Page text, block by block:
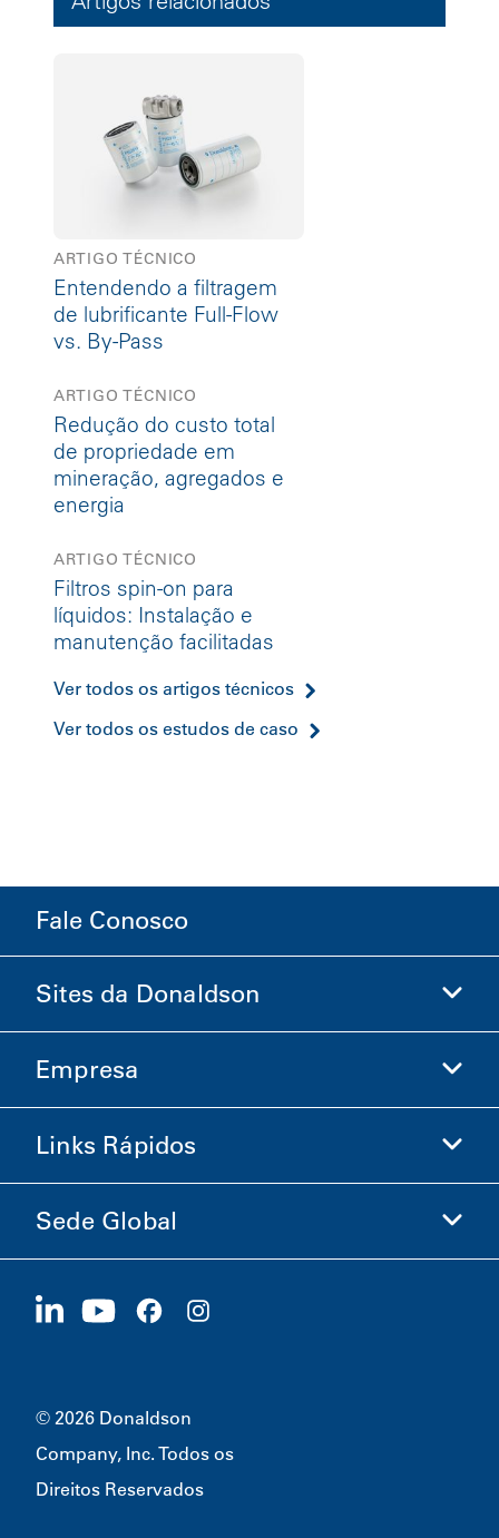
ARTIGO TÉCNICO
Entendendo a filtragem
de lubrificante Full-Flow
vs. By-Pass
ARTIGO TÉCNICO
Redução do custo total
de propriedade em
mineração, agregados e
energia
ARTIGO TÉCNICO
Filtros spin-on para
líquidos: Instalação e
manutenção facilitadas
Ver todos os artigos técnicos
Ver todos os estudos de caso
Fale Conosco
Sites da Donaldson
Donaldson Life Sciences
Empresa
Informações sobre a Empresa
Carreiras
Links Rápidos
Investidores
Sustentabilidade
Sede Global
1400 W 94th Street
© 2026 Donaldson
Company, Inc. Todos os
Direitos Reservados